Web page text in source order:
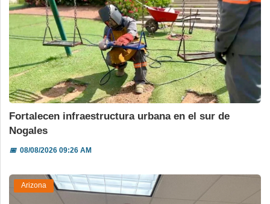
Fortalecen infraestructura urbana en el sur de
Nogales
📅08/08/2026 09:26 AM
Arizona